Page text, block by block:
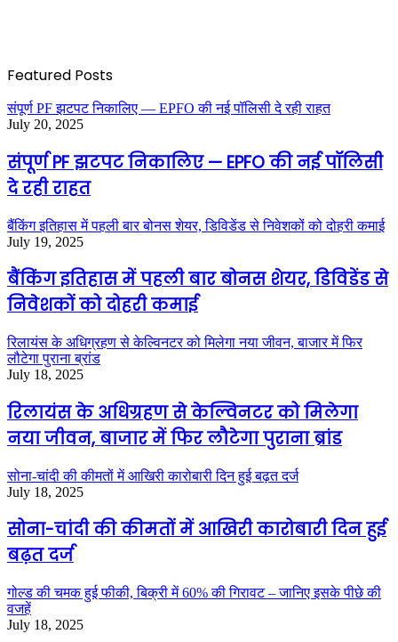
Featured Posts
संपूर्ण PF झटपट निकालिए — EPFO की नई पॉलिसी दे रही राहत
July 20, 2025
संपूर्ण PF झटपट निकालिए — EPFO की नई पॉलिसी
दे रही राहत
बैंकिंग इतिहास में पहली बार बोनस शेयर, डिविडेंड से निवेशकों को दोहरी कमाई
July 19, 2025
बैंकिंग इतिहास में पहली बार बोनस शेयर, डिविडेंड से
निवेशकों को दोहरी कमाई
रिलायंस के अधिग्रहण से केल्विनटर को मिलेगा नया जीवन, बाजार में फिर
लौटेगा पुराना ब्रांड
July 18, 2025
रिलायंस के अधिग्रहण से केल्विनटर को मिलेगा
नया जीवन, बाजार में फिर लौटेगा पुराना ब्रांड
सोना-चांदी की कीमतों में आखिरी कारोबारी दिन हुई बढ़त दर्ज
July 18, 2025
सोना-चांदी की कीमतों में आखिरी कारोबारी दिन हुई
बढ़त दर्ज
गोल्ड की चमक हुई फीकी, बिक्री में 60% की गिरावट – जानिए इसके पीछे की
वजहें
July 18, 2025